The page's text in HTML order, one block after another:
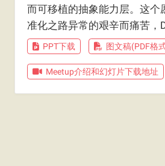
而可移植的抽象能力层。这
准化之路异常的艰辛而痛苦，
PPT下载 图文稿(PDF格
Meetup介绍和幻灯片下载地址